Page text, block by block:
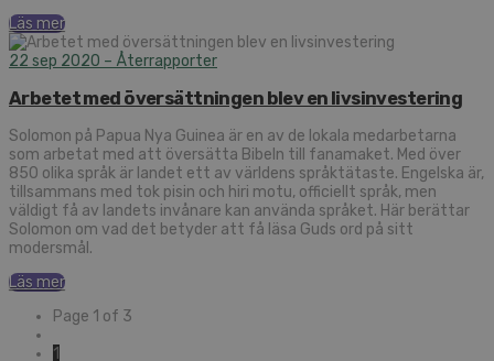
Läs mer
22 sep 2020 – Återrapporter
Arbetet med översättningen blev en livsinvestering
Solomon på Papua Nya Guinea är en av de lokala medarbetarna
som arbetat med att översätta Bibeln till fanamaket. Med över
850 olika språk är landet ett av världens språktätaste. Engelska är,
tillsammans med tok pisin och hiri motu, officiellt språk, men
väldigt få av landets invånare kan använda språket. Här berättar
Solomon om vad det betyder att få läsa Guds ord på sitt
modersmål.
Läs mer
Page 1 of 3
1